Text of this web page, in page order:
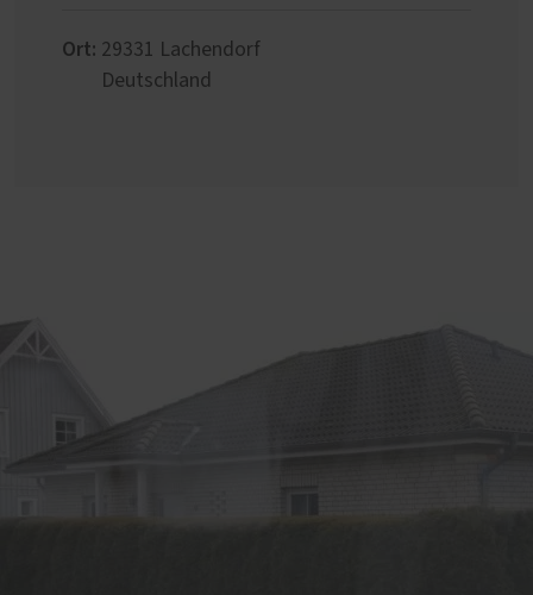
Ort: 29331 Lachendorf
Deutschland